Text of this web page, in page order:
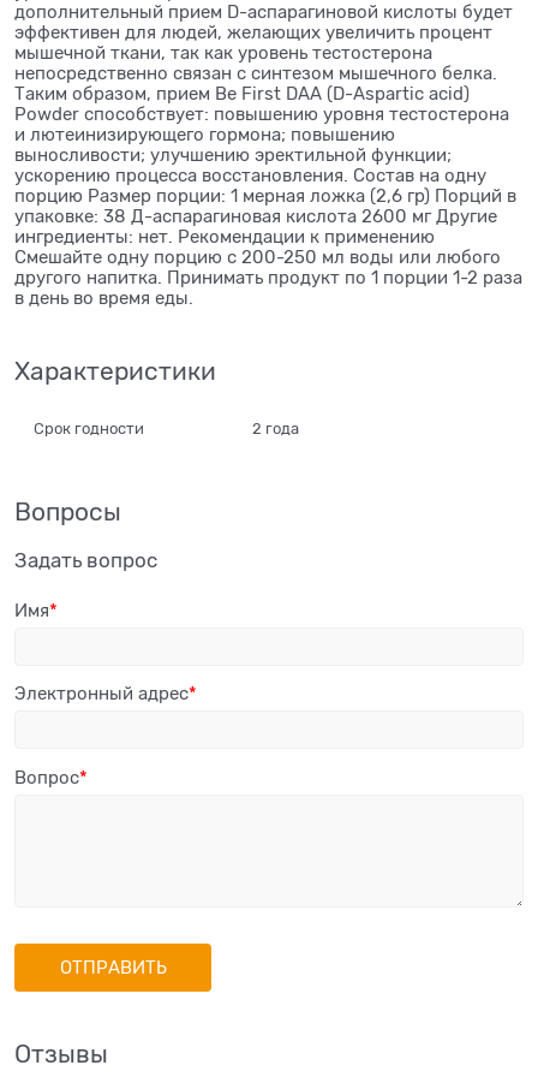
дополнительный прием D-аспарагиновой кислоты будет
эффективен для людей, желающих увеличить процент
мышечной ткани, так как уровень тестостерона
непосредственно связан с синтезом мышечного белка.
Таким образом, прием Be First DAA (D-Aspartic acid)
Powder способствует: повышению уровня тестостерона
и лютеинизирующего гормона; повышению
выносливости; улучшению эректильной функции;
ускорению процесса восстановления. Состав на одну
порцию Размер порции: 1 мерная ложка (2,6 гр) Порций в
упаковке: 38 Д-аспарагиновая кислота 2600 мг Другие
ингредиенты: нет. Рекомендации к применению
Смешайте одну порцию с 200-250 мл воды или любого
другого напитка. Принимать продукт по 1 порции 1-2 раза
в день во время еды.
Характеристики
Срок годности 2 года
Вопросы
Задать вопрос
Имя
Электронный адрес
Вопрос
Отзывы